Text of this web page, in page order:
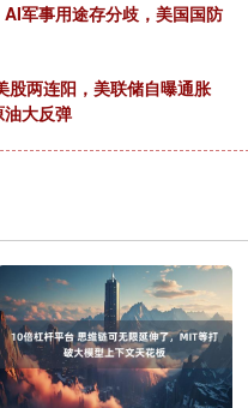
军事用途存分歧，美国国防
股两连阳，美联储自曝通胀
大反弹